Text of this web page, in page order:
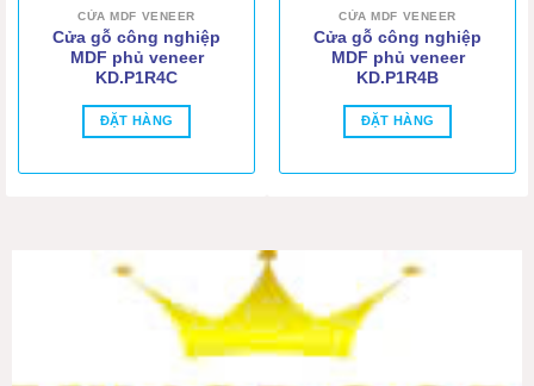
CỬA MDF VENEER
Cửa gỗ công nghiệp
MDF phủ veneer
KD.P1R4C
ĐẶT HÀNG
CỬA MDF VENEER
Cửa gỗ công nghiệp
MDF phủ veneer
KD.P1R4B
ĐẶT HÀNG